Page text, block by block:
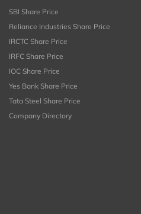
SBI Share Price
Reliance Industries Share Price
IRCTC Share Price
IRFC Share Price
IOC Share Price
Yes Bank Share Price
Tata Steel Share Price
Company Directory